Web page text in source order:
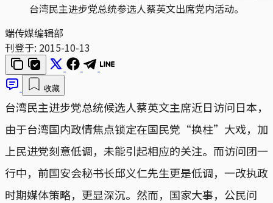
台湾民主进步党总统参选人蔡英文出席党内活动。
端传媒编辑部
刊登于: 2015-10-13
收藏
台湾民主进步党总统候选人蔡英文主席近日访问日本，
由于台湾国内政情焦点锁定在国民党“换柱”大戏，加
上民进党刻意低调，未能引起相应的关注。而访问团一
行中，前国安会秘书长邱义仁先生更是低调，一改执政
时期媒体策略，更显深沉。然而，国家大事，公民问